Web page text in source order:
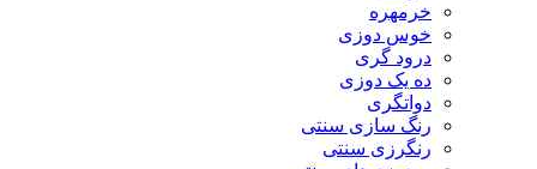
خرمهره
خوس دوزی
درود گری
ده یک دوزی
دواتگری
رنگ سازی سنتی
رنگرزی سنتی